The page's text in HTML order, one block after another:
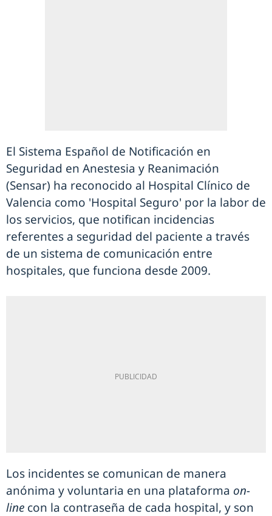
El Sistema Español de Notificación en
Seguridad en Anestesia y Reanimación
(Sensar) ha reconocido al Hospital Clínico de
Valencia como 'Hospital Seguro' por la labor de
los servicios, que notifican incidencias
referentes a seguridad del paciente a través
de un sistema de comunicación entre
hospitales, que funciona desde 2009.
Los incidentes se comunican de manera
anónima y voluntaria en una plataforma on-
line con la contraseña de cada hospital, y son